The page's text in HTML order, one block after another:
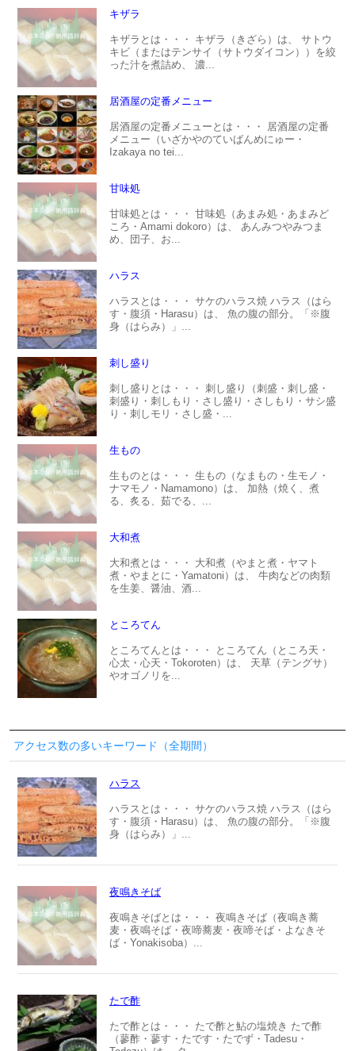
キザラ
キザラとは・・・ キザラ（きざら）は、 サトウ
キビ（またはテンサイ（サトウダイコン））を絞
った汁を煮詰め、 濃...
居酒屋の定番メニュー
居酒屋の定番メニューとは・・・ 居酒屋の定番
メニュー（いざかやのていばんめにゅー・
Izakaya no tei...
甘味処
甘味処とは・・・ 甘味処（あまみ処・あまみど
ころ・Amami dokoro）は、 あんみつやみつま
め、団子、お...
ハラス
ハラスとは・・・ サケのハラス焼 ハラス（はら
す・腹須・Harasu）は、 魚の腹の部分。「※腹
身（はらみ）」...
刺し盛り
刺し盛りとは・・・ 刺し盛り（刺盛・刺し盛・
刺盛り・刺しもり・さし盛り・さしもり・サシ盛
り・刺しモリ・さし盛・...
生もの
生ものとは・・・ 生もの（なまもの・生モノ・
ナマモノ・Namamono）は、 加熱（焼く、煮
る、炙る、茹でる、...
大和煮
大和煮とは・・・ 大和煮（やまと煮・ヤマト
煮・やまとに・Yamatoni）は、 牛肉などの肉類
を生姜、醤油、酒...
ところてん
ところてんとは・・・ ところてん（ところ天・
心太・心天・Tokoroten）は、 天草（テングサ）
やオゴノリを...
アクセス数の多いキーワード（全期間）
ハラス
ハラスとは・・・ サケのハラス焼 ハラス（はら
す・腹須・Harasu）は、 魚の腹の部分。「※腹
身（はらみ）」...
夜鳴きそば
夜鳴きそばとは・・・ 夜鳴きそば（夜鳴き蕎
麦・夜鳴そば・夜啼蕎麦・夜啼そば・よなきそ
ば・Yonakisoba）...
たで酢
たで酢とは・・・ たで酢と鮎の塩焼き たで酢
（蓼酢・蓼す・たです・たでず・Tadesu・